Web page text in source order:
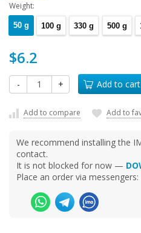
Weight:
50 g 100 g 330 g 500 g
$6.2
- + Add to cart
Add to compare Add to
We recommend installing the
contact.
It is not blocked for now —
Place an order via messengers: